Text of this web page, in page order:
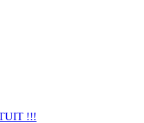
!!!